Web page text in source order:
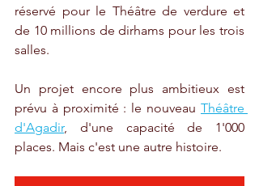
réservé pour le Théâtre de verdure et
de 10 millions de dirhams pour les trois
salles.
Un projet encore plus ambitieux est
prévu à proximité : le nouveau Théâtre
d'Agadir, d'une capacité de 1'000
places. Mais c'est une autre histoire.